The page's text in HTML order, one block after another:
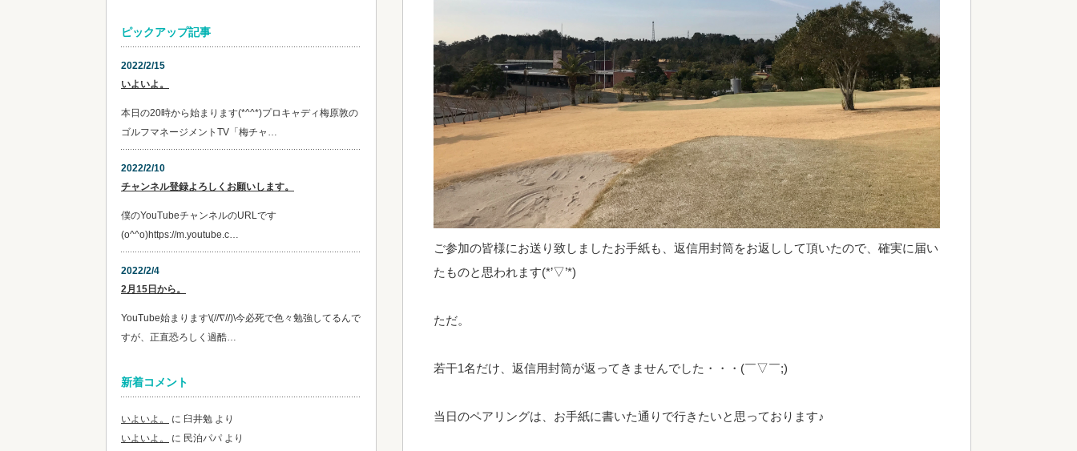
ご参加の皆様にお送り致しましたお手紙も、返信用封筒をお返しして頂いたので、確実に届い
たものと思われます(*’▽’*)
ただ。
若干1名だけ、返信用封筒が返ってきませんでした・・・(￣▽￣;)
当日のペアリングは、お手紙に書いた通りで行きたいと思っております♪
ピックアップ記事
2022/2/15
いよいよ。
本日の20時から始まります(*^^*)プロキャディ梅原敦の
ゴルフマネージメントTV「梅チャ…
2022/2/10
チャンネル登録よろしくお願いします。
僕のYouTubeチャンネルのURLです
(o^^o)https://m.youtube.c…
2022/2/4
2月15日から。
YouTube始まります\(//∇//)\今必死で色々勉強してるんで
すが、正直恐ろしく過酷…
新着コメント
いよいよ。 に 臼井勉 より
いよいよ。
に 民泊パパ より